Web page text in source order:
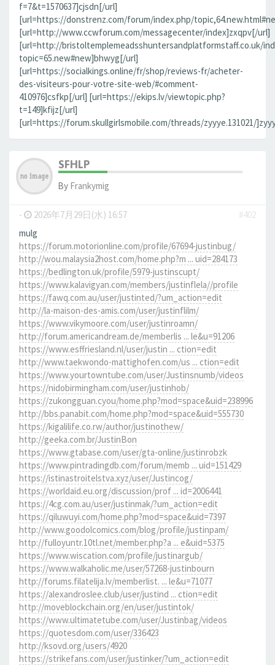
f=7&t=1570637]cjsdn[/url]
[url=https://donstrenz.com/forum/index.php/
[url=http://www.ccwforum.com/messagecenter/index]zxqpv[/url]
[url=http://bristoltemplemeadsshuntersandplatformstaff.co.uk/
topic=65.new#new]bhwyg[/url]
[url=https://socialkings.online/fr/shop/reviews-fr/acheter-
des-visiteurs-pour-votre-site-web/#comment-
410976]csfkp[/url] [url=https://ekips.lv/viewtopic.php?
t=149]kfijz[/url]
[url=https://forum.skullgirlsmobile.com/threads/zyyye.131021/
SFHLP
By Frankymig
- 2026年7月29日(水) 16:57
#402
mulg
https://forum.motorionline.com/profile/67694-justinbug/
http://wou.malaysia2host.com/home.php?m ... uid=284173
https://bedlington.uk/profile/5979-justinscupt/
https://www.kalavigyan.com/members/justinflela//profile
https://fawq.com.au/user/justinted/?um_action=edit
http://la-maison-des-amis.com/user/justinflilm/
https://www.vikymoore.com/user/justinroamn/
http://forum.americandream.de/memberlis ... le&u=91206
https://www.esffriesland.nl/user/justin ... ction=edit
http://www.taekwondo-mattighofen.com/us ... ction=edit
https://www.yourtowntube.com/user/Justinsnumb/videos
https://nidobirmingham.com/user/justinhob/
https://zukongguan.cyou/home.php?mod=space&uid=238996
http://bbs.panabit.com/home.php?mod=space&uid=555730
https://kigalilife.co.rw/author/justinothew/
http://geeka.com.br/JustinBon
https://www.gtabase.com/user/gta-online/justinrobzk
https://www.pintradingdb.com/forum/memb ... uid=151429
https://istinastroitelstva.xyz/user/Justincog/
https://worldaid.eu.org/discussion/prof ... id=2006441
https://4cg.com.au/user/justinmak/?um_action=edit
https://qiluwuyi.com/home.php?mod=space&uid=7397
http://www.goodolcomics.com/blog/profile/justinpam/
http://fulloyuntr.10tl.net/member.php?a ... e&uid=5375
https://www.wiscation.com/profile/justinargub/
https://www.walkaholic.me/user/57268-justinbourn
http://forums.filatelija.lv/memberlist. ... le&u=71077
https://alexandroslee.club/user/justind ... ction=edit
http://moveblockchain.org/en/user/justintok/
https://www.ultimatetube.com/user/Justinbag/videos
https://quotesdom.com/user/336423
http://ksovd.org/users/4920
https://strikefans.com/user/justinker/?um_action=edit